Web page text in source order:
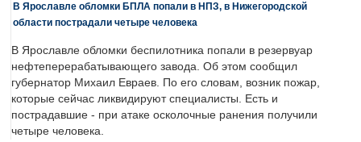
В Ярославле обломки БПЛА попали в НПЗ, в Нижегородской
области пострадали четыре человека
В Ярославле обломки беспилотника попали в резервуар
нефтеперерабатывающего завода. Об этом сообщил
губернатор Михаил Евраев. По его словам, возник пожар,
которые сейчас ликвидируют специалисты. Есть и
пострадавшие - при атаке осколочные ранения получили
четыре человека.